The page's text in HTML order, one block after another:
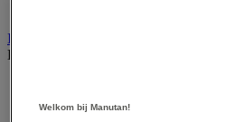
Industriële en magazijnstellingen
Bekijk de hele productgroep
Draagarmstelling voor lange lasten
Welkom bij Manutan!